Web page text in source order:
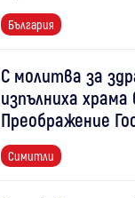
България
С молитва за
изпълниха
Преображение
Симитли